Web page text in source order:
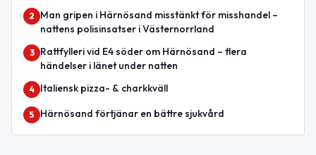
2
Man gripen i Härnösand misstänkt för misshandel –
nattens polisinsatser i Västernorrland
3
Rattfylleri vid E4 söder om Härnösand – flera
händelser i länet under natten
4 Italiensk pizza- & charkkväll
5 Härnösand förtjänar en bättre sjukvård